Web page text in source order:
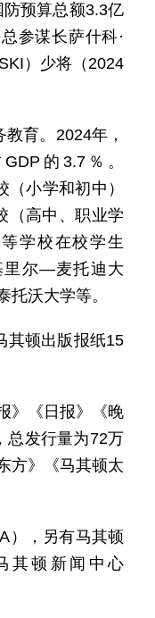
预算总额3.3亿
参谋长萨什科·
）少将（2024
育。2024年，
的3.7％。
小学和初中）
（高中、职业学
学校在校学生
里尔—麦托迪大
托沃大学等。
其顿出版报纸15
》《日报》《晚
总发行量为72万
方》《马其顿太
），另有马其顿
其顿新闻中心